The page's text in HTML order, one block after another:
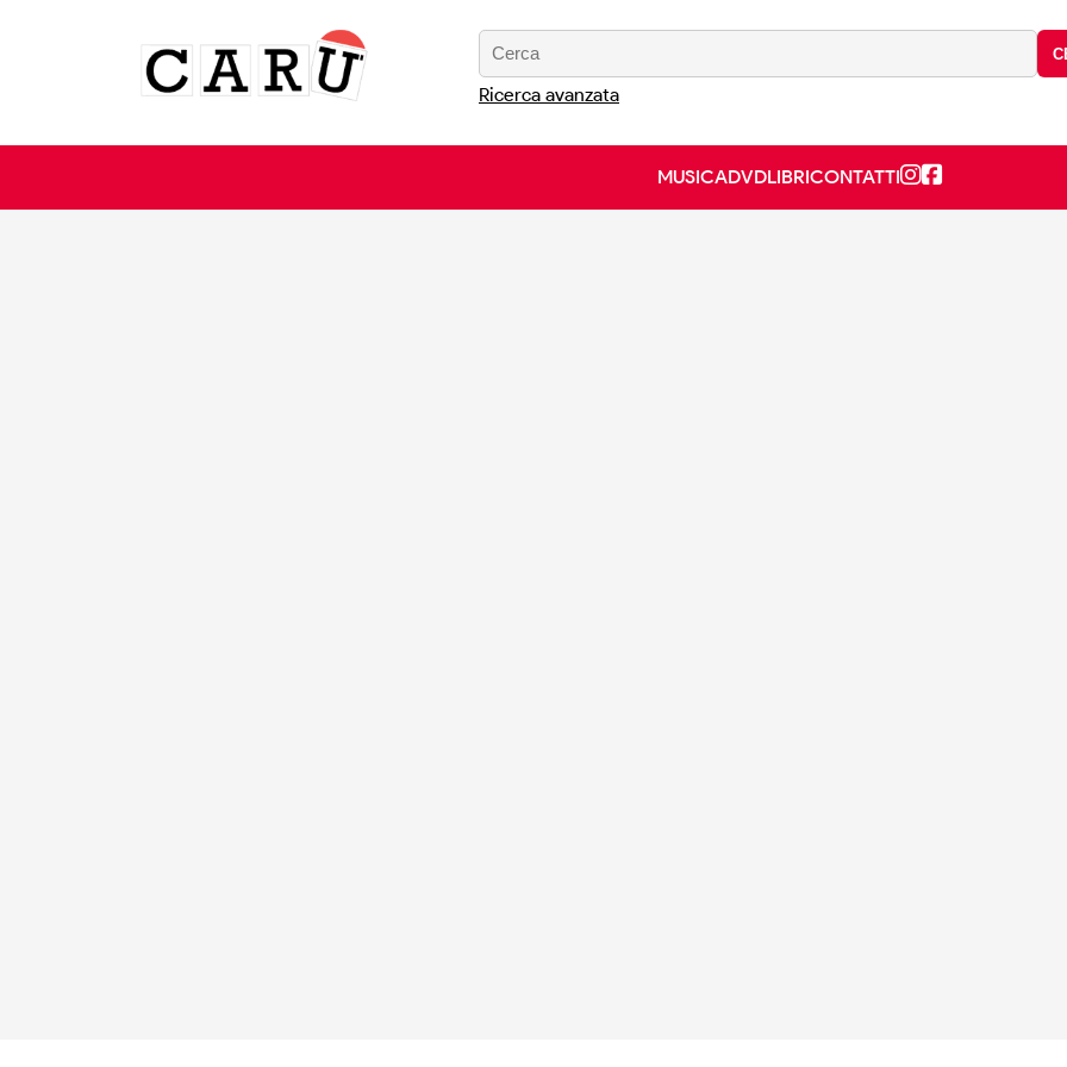
Ricerca avanzata
MUSICADVDLIBRICONTATTI